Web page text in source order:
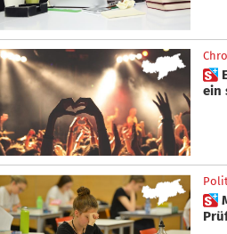
 Eventmanager: „So gelingt
ein
 Matura: Diese